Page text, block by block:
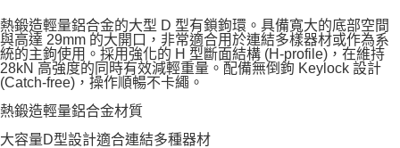
熱鍛造輕量鋁合金的大型 D 型有鎖鉤環。具備寬大的底部空間
與高達 29mm 的大開口，非常適合用於連結多樣器材或作為系
統的主鉤使用。採用強化的 H 型斷面結構 (H-profile)，在維持
28kN 高強度的同時有效減輕重量。配備無倒鉤 Keylock 設計
(Catch-free)，操作順暢不卡繩。
熱鍛造輕量鋁合金材質
大容量D型設計適合連結多種器材